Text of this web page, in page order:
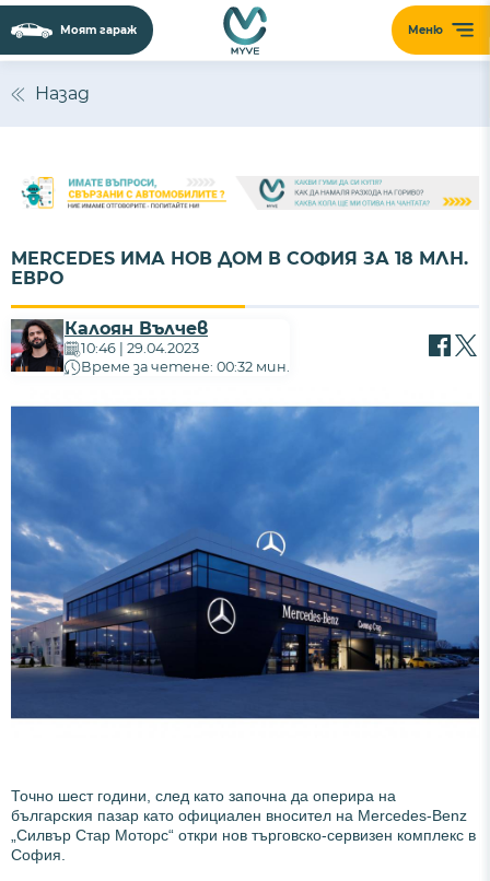
Меню
Моят гараж
Назад
MERCEDES ИМА НОВ ДОМ В СОФИЯ ЗА 18 МЛН.
ЕВРО
Калоян Вълчев
10:46 | 29.04.2023
Време за четене: 00:32 мин.
Точно шест години, след като започна да оперира на
българския пазар като официален вносител на Mercedes-Benz
„Силвър Стар Моторс“ откри нов търговско-сервизен комплекс в
София.